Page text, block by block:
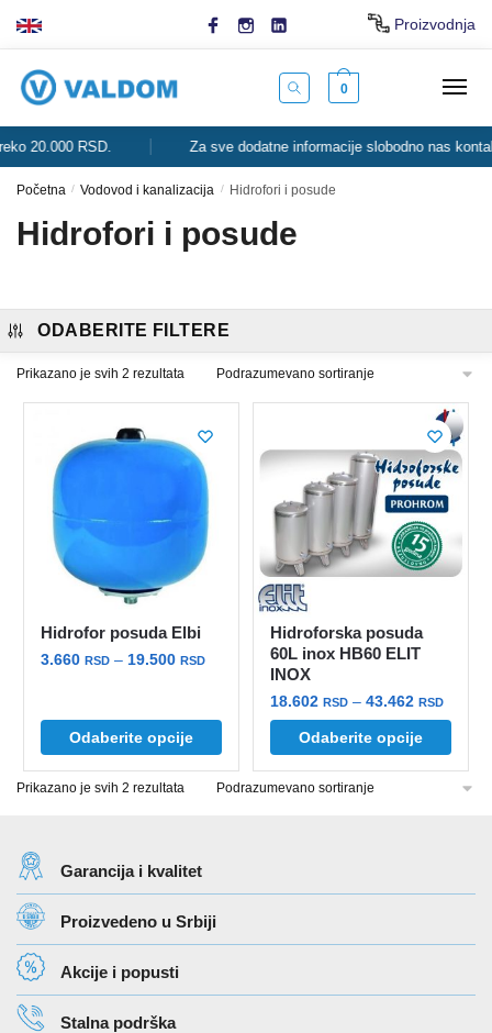
Proizvodnja
0
20.000 RSD. Za sve dodatne informacije slobodno nas
Početna / Vodovod i kanalizacija / Hidrofori i posude
Hidrofori i posude
ODABERITE FILTERE
Prikazano je svih 2 rezultata
Hidrofor posuda Elbi
3.660RSD – 19.500RSDRaspon
do
19.500 rsd
Odaberite opcije
proizvod
ima
više
mogu
biti
izabrane
stranici
proizvoda.
Hidroforska posuda
60L inox HB60 ELIT
INOX
18.602RSD – 43.462RSD
cena:
od
Odaberite opcije
Ovaj
ima
mogu
izabrane
stranici
Prikazano je svih 2 rezultata
Garancija i kvalitet
Proizvedeno u Srbiji
Akcije i popusti
Stalna podrška